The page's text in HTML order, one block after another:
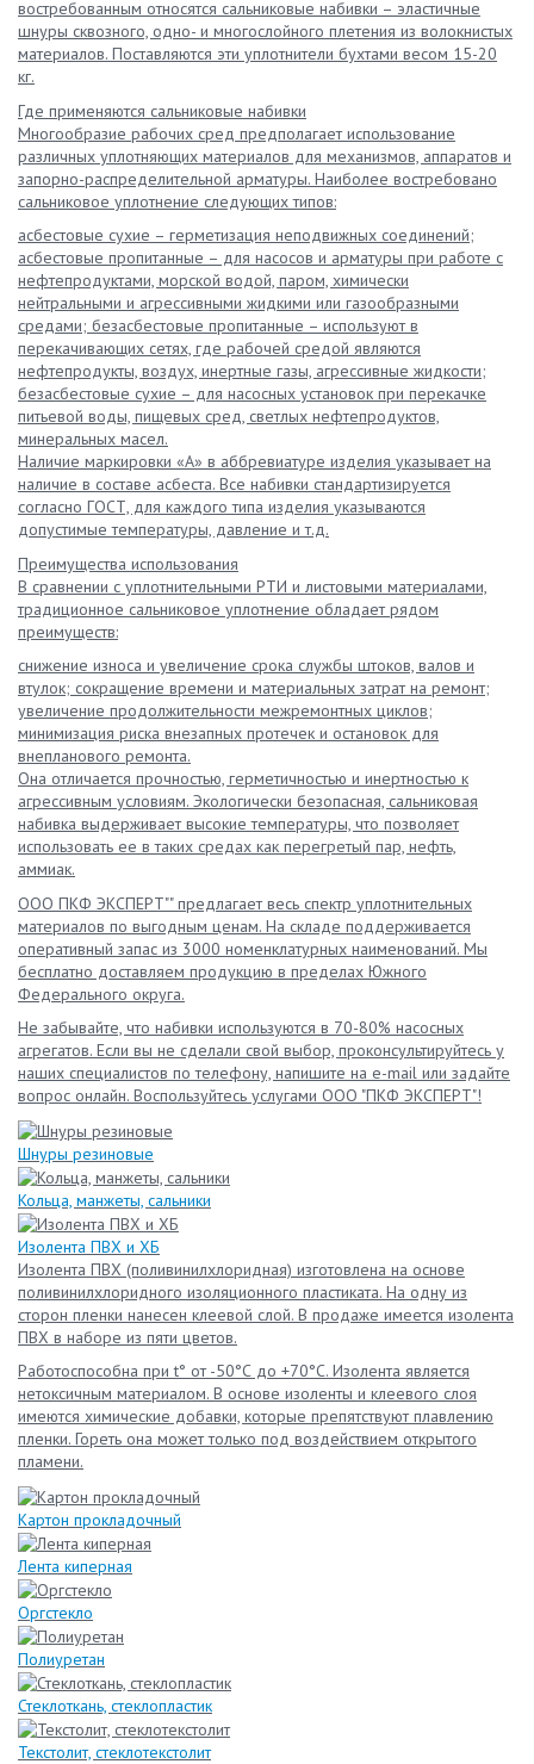
востребованным относятся сальниковые набивки – эластичные
шнуры сквозного, одно- и многослойного плетения из волокнистых
материалов. Поставляются эти уплотнители бухтами весом 15-20
кг.
Где применяются сальниковые набивки
Многообразие рабочих сред предполагает использование
различных уплотняющих материалов для механизмов, аппаратов и
запорно-распределительной арматуры. Наиболее востребовано
сальниковое уплотнение следующих типов:
асбестовые сухие – герметизация неподвижных соединений;
асбестовые пропитанные – для насосов и арматуры при работе с
нефтепродуктами, морской водой, паром, химически
нейтральными и агрессивными жидкими или газообразными
средами; безасбестовые пропитанные – используют в
перекачивающих сетях, где рабочей средой являются
нефтепродукты, воздух, инертные газы, агрессивные жидкости;
безасбестовые сухие – для насосных установок при перекачке
питьевой воды, пищевых сред, светлых нефтепродуктов,
минеральных масел.
Наличие маркировки «А» в аббревиатуре изделия указывает на
наличие в составе асбеста. Все набивки стандартизируется
согласно ГОСТ, для каждого типа изделия указываются
допустимые температуры, давление и т.д.
Преимущества использования
В сравнении с уплотнительными РТИ и листовыми материалами,
традиционное сальниковое уплотнение обладает рядом
преимуществ:
снижение износа и увеличение срока службы штоков, валов и
втулок; сокращение времени и материальных затрат на ремонт;
увеличение продолжительности межремонтных циклов;
минимизация риска внезапных протечек и остановок для
внепланового ремонта.
Она отличается прочностью, герметичностью и инертностью к
агрессивным условиям. Экологически безопасная, сальниковая
набивка выдерживает высокие температуры, что позволяет
использовать ее в таких средах как перегретый пар, нефть,
аммиак.
ООО ПКФ ЭКСПЕРТ"" предлагает весь спектр уплотнительных
материалов по выгодным ценам. На складе поддерживается
оперативный запас из 3000 номенклатурных наименований. Мы
бесплатно доставляем продукцию в пределах Южного
Федерального округа.
Не забывайте, что набивки используются в 70-80% насосных
агрегатов. Если вы не сделали свой выбор, проконсультируйтесь у
наших специалистов по телефону, напишите на e-mail или задайте
вопрос онлайн. Воспользуйтесь услугами ООО "ПКФ ЭКСПЕРТ"!
Шнуры резиновые
Кольца, манжеты, сальники
Изолента ПВХ и ХБ
Изолента ПВХ (поливинилхлоридная) изготовлена на основе
поливинилхлоридного изоляционного пластиката. На одну из
сторон пленки нанесен клеевой слой. В продаже имеется изолента
ПВХ в наборе из пяти цветов.
Работоспособна при t° от -50°С до +70°С. Изолента является
нетоксичным материалом. В основе изоленты и клеевого слоя
имеются химические добавки, которые препятствуют плавлению
пленки. Гореть она может только под воздействием открытого
пламени.
Картон прокладочный
Лента киперная
Оргстекло
Полиуретан
Стеклоткань, стеклопластик
Текстолит, стеклотекстолит